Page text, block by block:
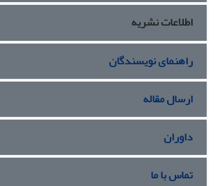
اطلاعات نشریه
راهنمای نویسندگان
ارسال مقاله
داوران
تماس با ما